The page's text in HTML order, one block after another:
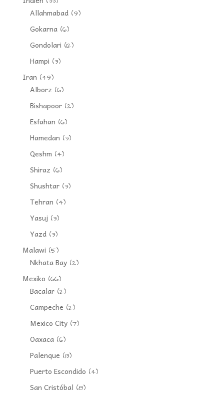
Allahmabad(9)
Gokarna(6)
Gondolari (12)
Hampi (3)
Iran (49)
Alborz (6)
Bishapoor(2)
Esfahan (6)
Hamedan (3)
Qeshm (4)
Shiraz (6)
Shushtar(3)
Tehran (4)
Yasuj (3)
Yazd(3)
Malawi (5)
Nkhata Bay(2)
Mexiko (66)
Bacalar(2)
Campeche (2)
Mexico City(7)
Oaxaca(6)
Palenque (13)
Puerto Escondido (4)
San Cristóbal (8)